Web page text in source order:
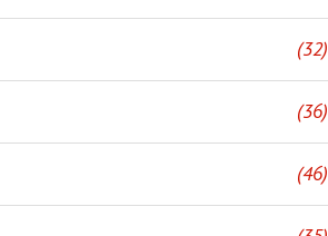
(32)
(36)
(46)